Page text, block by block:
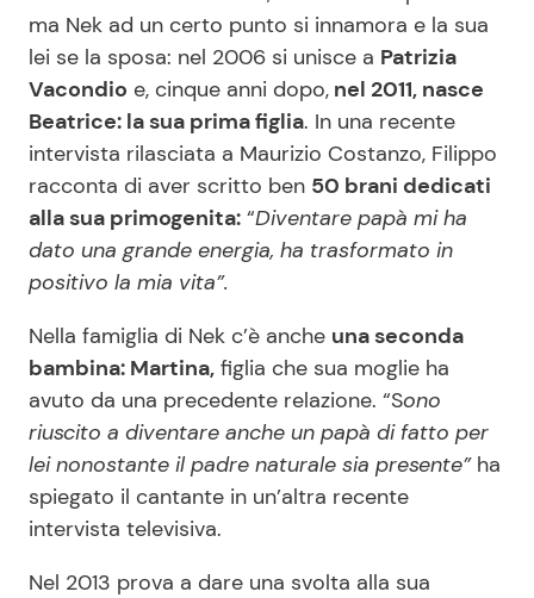
ma Nek ad un certo punto si innamora e la sua
lei se la sposa: nel 2006 si unisce a Patrizia
Vacondio e, cinque anni dopo, nel 2011, nasce
Beatrice: la sua prima figlia. In una recente
intervista rilasciata a Maurizio Costanzo, Filippo
racconta di aver scritto ben 50 brani dedicati
alla sua primogenita: “Diventare papà mi ha
dato una grande energia, ha trasformato in
positivo la mia vita”.
Nella famiglia di Nek c’è anche una seconda
bambina: Martina, figlia che sua moglie ha
avuto da una precedente relazione. “Sono
riuscito a diventare anche un papà di fatto per
lei nonostante il padre naturale sia presente”ha
spiegato il cantante in un’altra recente
intervista televisiva.
Nel 2013 prova a dare una svolta alla sua